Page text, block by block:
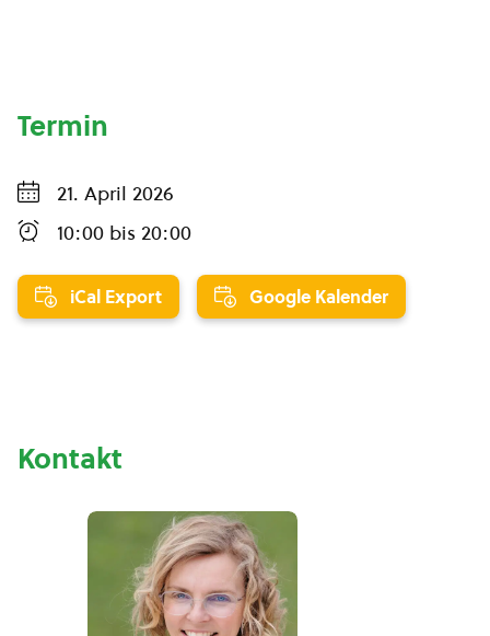
Termin
21. April 2026
10:00 bis 20:00
iCal Export Google Kalender
Kontakt